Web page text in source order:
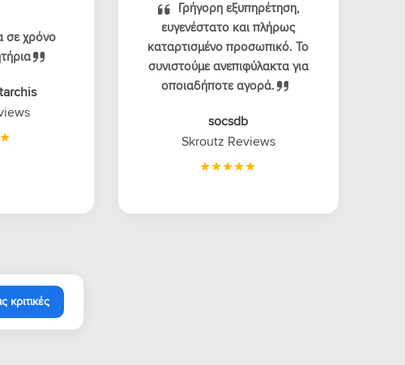
σε χρόνο
Γρήγορη εξυπηρέτηση,
ευγενέστατο και πλήρως
καταρτισμένο προσωπικό. Το
συνιστούμε ανεπιφύλακτα για
οποιαδήποτε αγορά.
socsdb
Skroutz Reviews
κριτικές